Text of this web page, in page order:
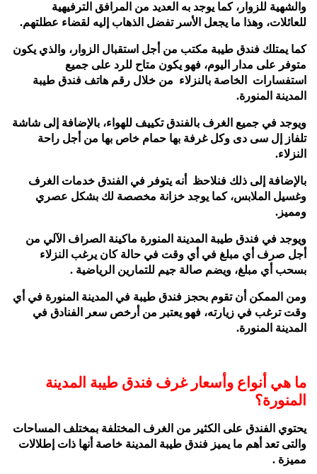
والشهية للزوار، كما يوجد به العديد من المرافق الترفيهية
للعائلات، وهذا ما يجعل الأسر تفضل الذهاب إليه لقضاء عطلتهم.
كما يمتلك فندق طيبة مكتب من أجل استقبال الزوار، والذي يكون
متوفر على مدار اليوم، فهو يكون متاح للرد على جميع
استفسارات الخاصة بالنزلاء من خلال رقم هاتف فندق طيبة
المدينة المنورة.
ويوجد في جميع الغرف بالفندق تكييف للهواء، بالإضافة إلى شاشة
تلفاز إل سى دى وكل غرفة بها حمام خاص بها من أجل راحة
النزلاء.
بالإضافة إلى ذلك فنلاحظ أنه يتوفر في الفندق خدمات الغرف
وغسيل الملابس، كما يوجد خزانة مخصصة لك بشكل عصري
ومميز.
ويوجد في فندق طيبة المدينة المنورة ماكينة الصراف الآلي من
أجل صرف أي مبلغ في أي وقت في حالة كان يرغب النزلاء
بسحب أي مبلغ، ويضم صالة جيم للتمارين الرياضية .
ومن الممكن أن تقوم بحجز فندق طيبة في المدينة المنورة في أي
وقت ترغب في زيارته، فهو يعتبر من أرخص سعر الفنادق في
المدينة المنورة.
ما هي أنواع وأسعار غرف فندق طيبة المدينة
المنورة؟
يحتوي الفندق على الكثير من الغرف المختلفة بمختلف المساحات
والتى تعد أهم ما يميز فندق طيبة المدينة خاصة أنها ذات إطلالات
مميزة .